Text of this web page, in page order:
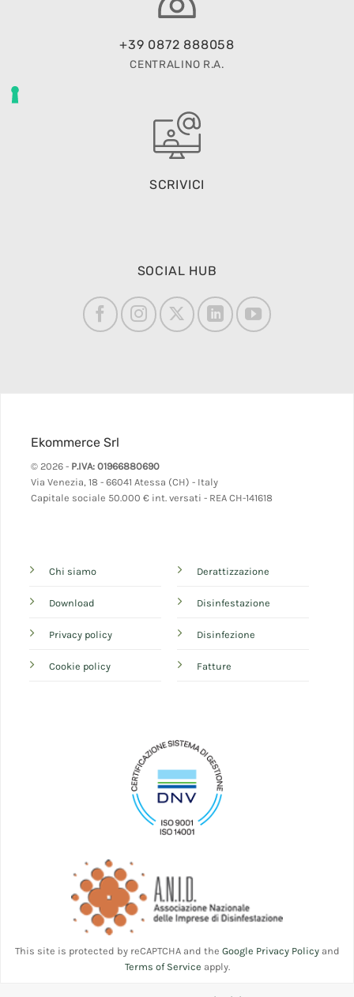
+39 0872 888058
CENTRALINO R.A.
SCRIVICI
SOCIAL HUB
Ekommerce Srl
© 2026 - P.IVA: 01966880690
Via Venezia, 18 - 66041 Atessa (CH) - Italy
Capitale sociale 50.000 € int. versati - REA CH-141618
Chi siamo
Download
Privacy policy
Cookie policy
Derattizzazione
Disinfestazione
Disinfezione
Fatture
This site is protected by reCAPTCHA and the Google Privacy Policyand
Terms of Service apply.